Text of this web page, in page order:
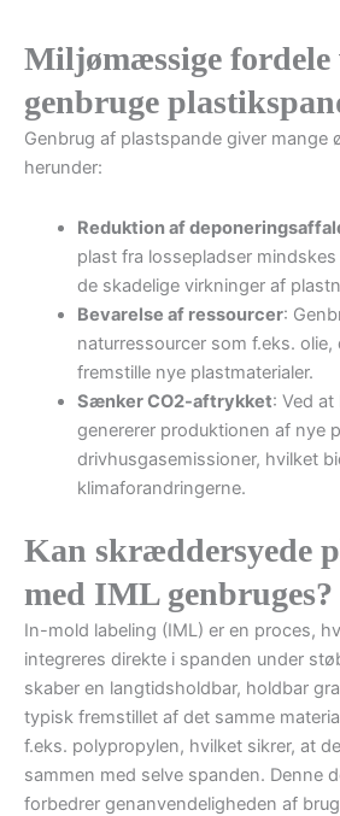
Miljømæssige fordele
genbruge
Genbrug af plastspande giver mange
herunder:
Reduktion af
plast fra lossepladser
de skadelige virkninger af
Bevarelse af ressourcer:
naturressourcer som f.eks. olie,
fremstille nye plastmaterialer.
Sænker CO2-aftrykket: Ved
genererer produktionen af nye
drivhusgasemissioner, hvilket
klimaforandringerne.
Kan skræddersyede
med IML genbruges?
In-mold labeling (IML) er en proces,
integreres direkte i spanden under
skaber en langtidsholdbar, holdbar
typisk fremstillet af det samme
f.eks. polypropylen, hvilket sikrer, at
sammen med selve spanden. Denne
forbedrer genanvendeligheden af